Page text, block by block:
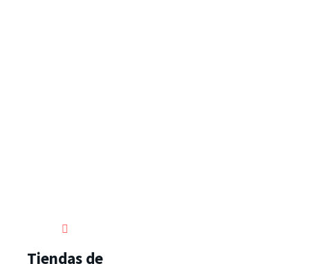
Tiendas de